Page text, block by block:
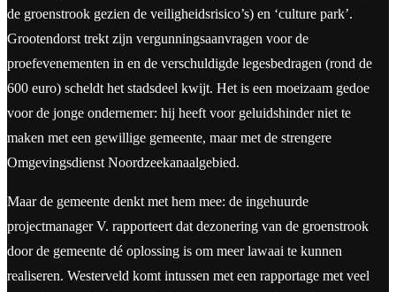
de groenstrook gezien de veiligheidsrisico’s) en ‘culture park’.
Grootendorst trekt zijn vergunningsaanvragen voor de
proefevenementen in en de verschuldigde legesbedragen (rond de
600 euro) scheldt het stadsdeel kwijt. Het is een moeizaam gedoe
voor de jonge ondernemer: hij heeft voor geluidshinder niet te
maken met een gewillige gemeente, maar met de strengere
Omgevingsdienst Noordzeekanaalgebied.
Maar de gemeente denkt met hem mee: de ingehuurde
projectmanager V. rapporteert dat dezonering van de groenstrook
door de gemeente dé oplossing is om meer lawaai te kunnen
realiseren. Westerveld komt intussen met een rapportage met veel